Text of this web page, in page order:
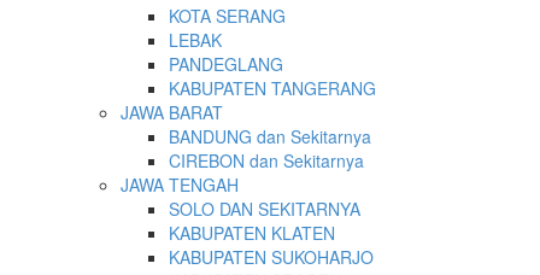
KOTA SERANG
LEBAK
PANDEGLANG
KABUPATEN TANGERANG
JAWA BARAT
BANDUNG dan Sekitarnya
CIREBON dan Sekitarnya
JAWA TENGAH
SOLO DAN SEKITARNYA
KABUPATEN KLATEN
KABUPATEN SUKOHARJO